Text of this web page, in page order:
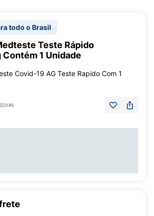
todo o Brasil
Teste Rápido
Contém 1 Unidade
Covid-19 AG Teste Rapido Com 1